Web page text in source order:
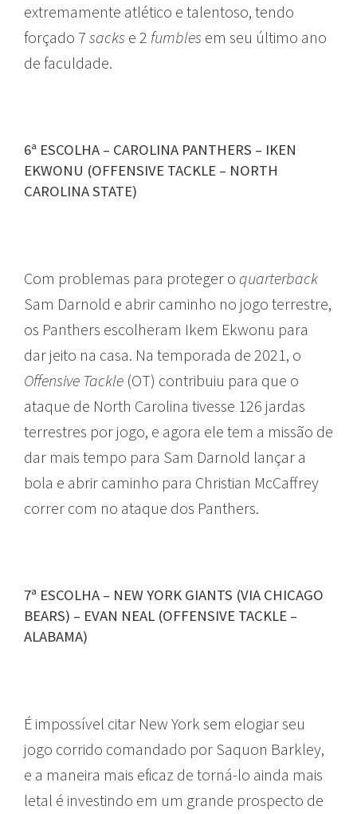
extremamente atlético e talentoso, tendo
forçado 7 sacks e 2 fumbles em seu último ano
de faculdade.
6ª ESCOLHA – CAROLINA PANTHERS – IKEN
EKWONU (OFFENSIVE TACKLE – NORTH
CAROLINA STATE)
Com problemas para proteger o quarterback
Sam Darnold e abrir caminho no jogo terrestre,
os Panthers escolheram Ikem Ekwonu para
dar jeito na casa. Na temporada de 2021, o
Offensive Tackle (OT) contribuiu para que o
ataque de North Carolina tivesse 126 jardas
terrestres por jogo, e agora ele tem a missão de
dar mais tempo para Sam Darnold lançar a
bola e abrir caminho para Christian McCaffrey
correr com no ataque dos Panthers.
7ª ESCOLHA – NEW YORK GIANTS (VIA CHICAGO
BEARS) – EVAN NEAL (OFFENSIVE TACKLE –
ALABAMA)
É impossível citar New York sem elogiar seu
jogo corrido comandado por Saquon Barkley,
e a maneira mais eficaz de torná-lo ainda mais
letal é investindo em um grande prospecto de